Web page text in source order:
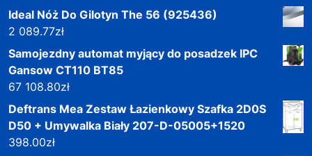
Ideal Nóż Do Gilotyn The 56 (925436)
2 089.77zł
Samojezdny automat myjący do posadzek IPC
Gansow CT110 BT85
67 108.80zł
Deftrans Mea Zestaw Łazienkowy Szafka 2D0S
D50 + Umywalka Biały 207-D-05005+1520
398.00zł